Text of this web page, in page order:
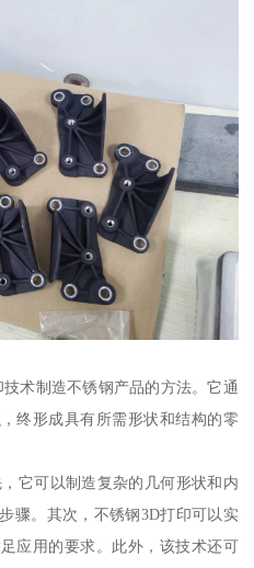
术制造不锈钢产品的方法。它通
终形成具有所需形状和结构的零
它可以制造复杂的几何形状和内
骤。其次，不锈钢3D打印可以实
应用的要求。此外，该技术还可